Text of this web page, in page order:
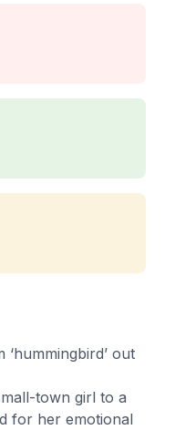
out
town girl to a
for her emotional